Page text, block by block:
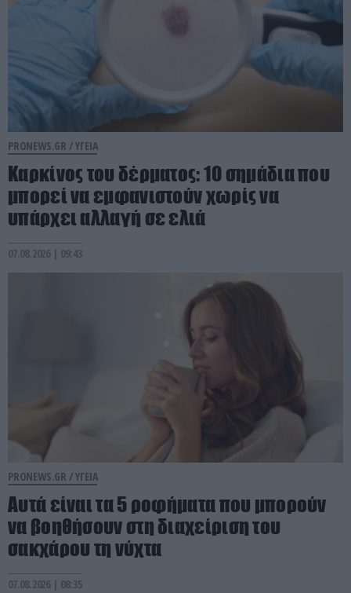
PRONEWS.GR /ΥΓΕΙΑ
Καρκίνος του δέρματος: 10 σημάδια που
μπορεί να εμφανιστούν χωρίς να
υπάρχει αλλαγή σε ελιά
07.08.2026 | 09:43
PRONEWS.GR /ΥΓΕΙΑ
Αυτά είναι τα 5 ροφήματα που μπορούν
να βοηθήσουν στη διαχείριση του
σακχάρου τη νύχτα
07.08.2026 | 08:35